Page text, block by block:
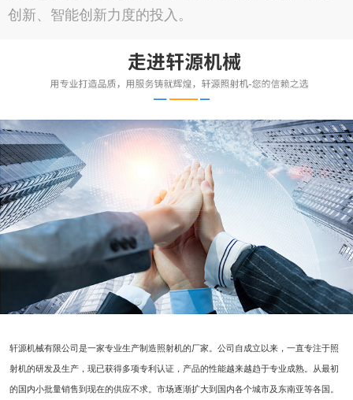
创新、智能创新力度的投入。
轩源机械有限公司是一家专业生产制造照射机的厂家。公司自成立以来，一直专注于照
射机的研发及生产，现已获得多项专利认证，产品的性能越来越趋于专业成熟。从最初
的国内小批量销售到现在的供应不求。市场逐渐扩大到国内各个城市及东南亚等各国。